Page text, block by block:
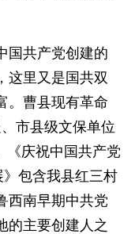
国共产党创建的
这里又是国共双
。曹县现有革命
市县级文保单位
《庆祝中国共产党
包含我县红三村
西南早期中共党
的主要创建人之